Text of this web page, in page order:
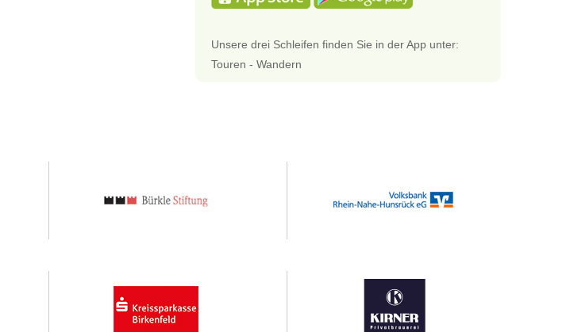
Unsere drei Schleifen finden Sie in der App unter:
Touren - Wandern